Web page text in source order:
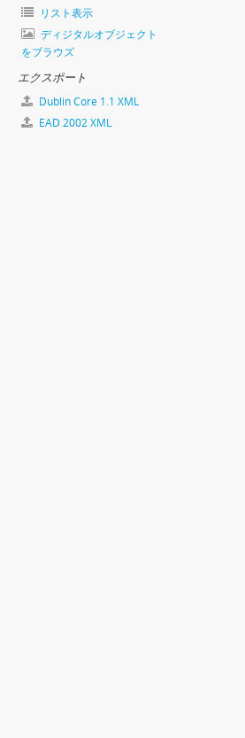
につき), (元禄後期～宝永元頃).3
（寛永後期).2.13
リスト表示
ディジタルオブジェクト
をブラウズ
エクスポート
Dublin Core 1.1 XML
EAD 2002 XML